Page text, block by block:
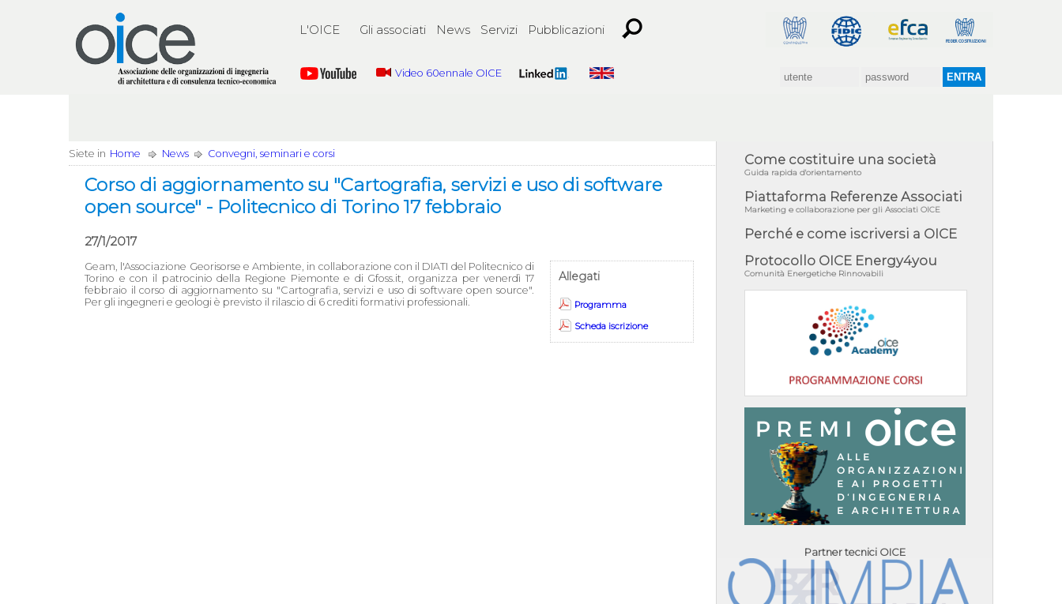
L'OICE Gli associati News Servizi Pubblicazioni
Video 60ennale OICE
Siete in Home News Convegni, seminari e corsi
Corso di aggiornamento su "Cartografia, servizi e uso di software
open source" - Politecnico di Torino 17 febbraio
27/1/2017
Allegati
Programma
Scheda iscrizione
Geam, l'Associazione Georisorse e Ambiente, in collaborazione con il DIATI del Politecnico di
Torino e con il patrocinio della Regione Piemonte e di Gfoss.it, organizza per venerdì 17
febbraio il corso di aggiornamento su "Cartografia, servizi e uso di software open source".
Per gli ingegneri e geologi è previsto il rilascio di 6 crediti formativi professionali.
Come costituire una società
Guida rapida d'orientamento
Piattaforma Referenze Associati
Marketing e collaborazione per gli Associati OICE
Perché e come iscriversi a OICE
Protocollo OICE Energy4you
Comunità Energetiche Rinnovabili
Partner tecnici OICE